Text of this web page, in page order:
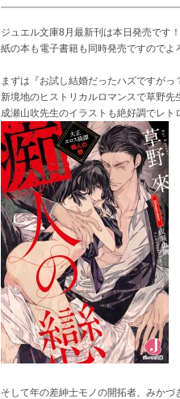
ジュエル文庫8月最新刊は本日発売です！
紙の本も電子書籍も同時発売ですのでよ
まずは『お試し結婚だったハズですが
新境地のヒストリカルロマンスで草野先
成瀬山吹先生のイラストも絶好調でレト
そして年の差紳士モノの開拓者、みかづ